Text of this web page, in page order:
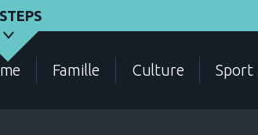
Famille Culture Sport